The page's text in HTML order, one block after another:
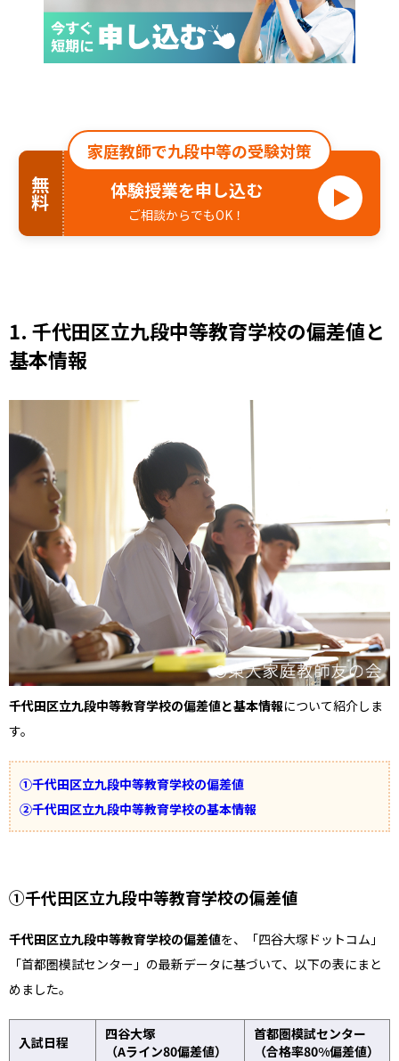
家庭教師で九段中等の受験対策
無料 体験授業を申し込む
ご相談からでもOK！
1. 千代田区立九段中等教育学校の偏差値と
基本情報
千代田区立九段中等教育学校の偏差値と基本情報について紹介しま
す。
①千代田区立九段中等教育学校の偏差値
②千代田区立九段中等教育学校の基本情報
①千代田区立九段中等教育学校の偏差値
千代田区立九段中等教育学校の偏差値を、「四谷大塚ドットコム」
「首都圏模試センター」の最新データに基づいて、以下の表にまと
めました。
入試日程
四谷大塚
（Aライン80偏差値）
首都圏模試センター
（合格率80%偏差値）